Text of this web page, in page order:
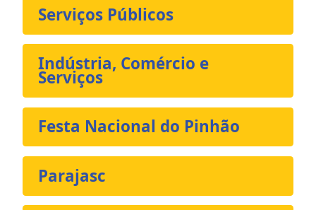
Serviços Públicos
Indústria, Comércio e
Serviços
Festa Nacional do Pinhão
Parajasc